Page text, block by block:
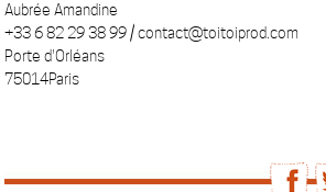
Aubrée Amandine
+33 6 82 29 38 99 / contact@toitoiprod.com
Porte d'Orléans
75014Paris